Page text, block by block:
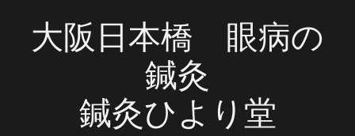
大阪日本橋 眼病の
鍼灸
鍼灸ひより堂